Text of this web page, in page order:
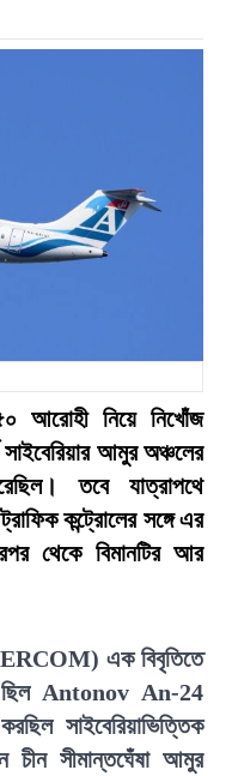
৫০ আরোহী নিয়ে নিখোঁজ
সাইবেরিয়ার আমুর অঞ্চলের
তবে যাত্রাপথে
কন্ট্রোলের সঙ্গে এর
থেকে বিমানটির আর
এক বিবৃতিতে
ছিল Antonov An-24
সাইবেরিয়াভিত্তিক
চীন সীমান্তঘেঁষা আমুর